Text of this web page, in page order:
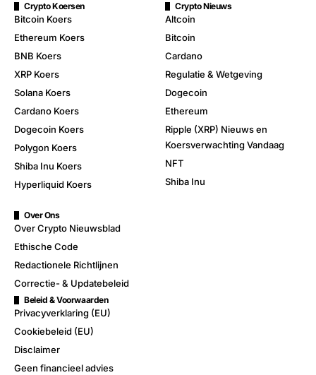
Crypto Koersen
Bitcoin Koers
Ethereum Koers
BNB Koers
XRP Koers
Solana Koers
Cardano Koers
Dogecoin Koers
Polygon Koers
Shiba Inu Koers
Hyperliquid Koers
Crypto Nieuws
Altcoin
Bitcoin
Cardano
Regulatie & Wetgeving
Dogecoin
Ethereum
Ripple (XRP) Nieuws en
Koersverwachting Vandaag
NFT
Shiba Inu
Over Ons
Over Crypto Nieuwsblad
Ethische Code
Redactionele Richtlijnen
Correctie- & Updatebeleid
Beleid & Voorwaarden
Privacyverklaring (EU)
Cookiebeleid (EU)
Disclaimer
Geen financieel advies